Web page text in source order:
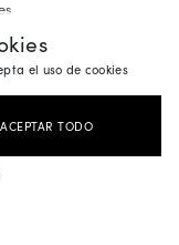
el uso de cookies
ACEPTAR TODO